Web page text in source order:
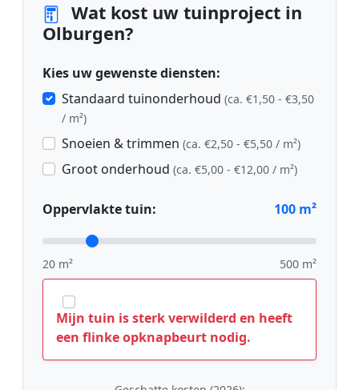
Wat kost uw tuinproject in
Olburgen?
Kies uw gewenste diensten:
Standaard tuinonderhoud (ca. €1,50 - €3,50
/ m²)
Snoeien & trimmen (ca. €2,50 - €5,50 / m²)
Groot onderhoud (ca. €5,00 - €12,00 / m²)
Oppervlakte tuin: 100 m²
20 m² 500 m²
Mijn tuin is sterk verwilderd en heeft
een flinke opknapbeurt nodig.